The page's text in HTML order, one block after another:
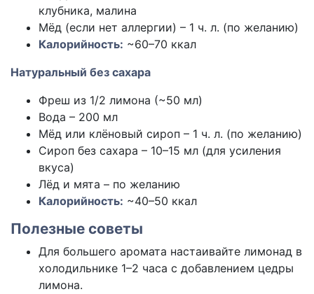
клубника, малина
Мёд (если нет аллергии) – 1 ч. л. (по желанию)
Калорийность: ~60–70 ккал
Натуральный без сахара
Фреш из 1/2 лимона (~50 мл)
Вода – 200 мл
Мёд или клёновый сироп – 1 ч. л. (по желанию)
Сироп без сахара – 10–15 мл (для усиления
вкуса)
Лёд и мята – по желанию
Калорийность: ~40–50 ккал
Полезные советы
Для большего аромата настаивайте лимонад в
холодильнике 1–2 часа с добавлением цедры
лимона.